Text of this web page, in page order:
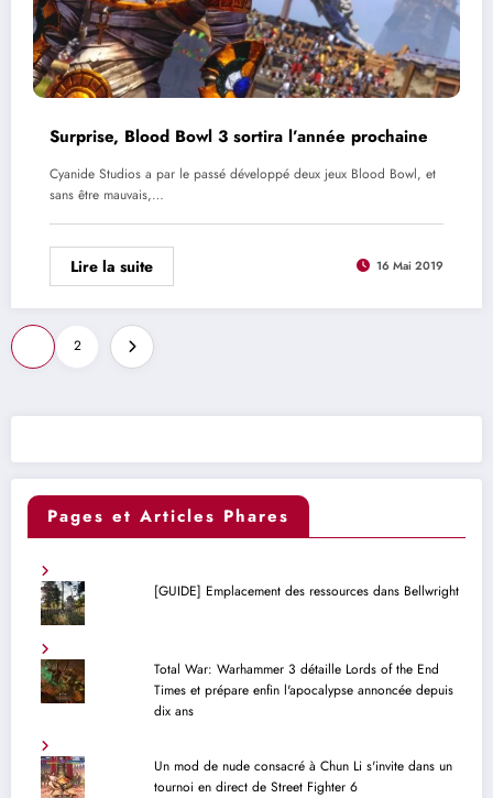
Surprise, Blood Bowl 3 sortira l’année prochaine
Cyanide Studios a par le passé développé deux jeux Blood Bowl, et
sans être mauvais,…
Lire la suite 16 Mai 2019
Pagination
des
publications
2
Pages et Articles Phares
[GUIDE] Emplacement des ressources dans Bellwright
Total War: Warhammer 3 détaille Lords of the End
Times et prépare enfin l'apocalypse annoncée depuis
dix ans
Un mod de nude consacré à Chun Li s'invite dans un
tournoi en direct de Street Fighter 6